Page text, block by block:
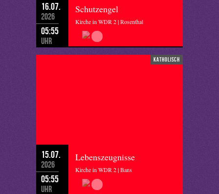
16.07.
2026
05:55
Uhr
Schutzengel
Kirche in WDR 2 | Rosenthal
katholisch
15.07.
2026
05:55
Uhr
Lebenszeugnisse
Kirche in WDR 2 | Bans